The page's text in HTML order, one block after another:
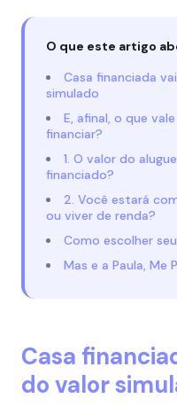
O que este artigo
Casa financiada
simulado
E, afinal, o que
financiar?
1. O valor do
financiado?
2. Você estará
ou viver de renda?
Como escolher
Mas e a Paula, Me
Casa
do valor